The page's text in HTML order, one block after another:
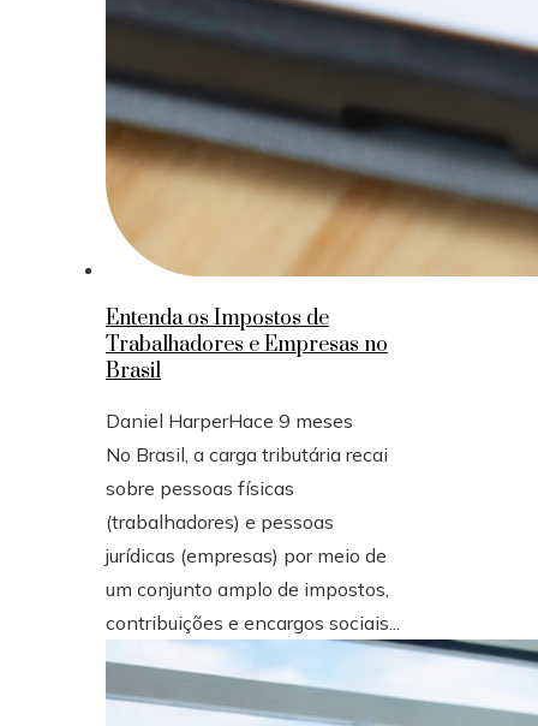
Entenda os Impostos de
Trabalhadores e Empresas no
Brasil
Daniel HarperHace 9 meses
No Brasil, a carga tributária recai
sobre pessoas físicas
(trabalhadores) e pessoas
jurídicas (empresas) por meio de
um conjunto amplo de impostos,
contribuições e encargos sociais...